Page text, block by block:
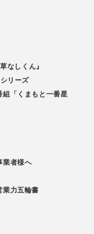
なしくん』
リーズ
「くまもと一番星
業者様へ
業力五輪書